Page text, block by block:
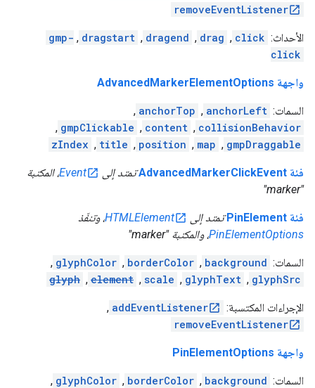
removeEventListener
الأحداث: click
,
drag
,
dragend
,
dragstart
,
gmp-
click
واجهة AdvancedMarkerElementOptions
السمات: anchorLeft
,
anchorTop
,
collisionBehavior
,
content
,
gmpClickable
,
gmpDraggable
,
map
,
position
,
title
,
zIndex
فئة AdvancedMarkerClickEvent تمتد إلى Event، المكتبة
"marker"
فئة PinElement تمتد إلى HTMLElement، وتنفّذ
PinElementOptions، والمكتبة "marker"
السمات: background
,
borderColor
,
glyphColor
,
glyphSrc
,
glyphText
,
scale
,
element
,
glyph
الإجراءات المكتسبة: addEventListener
,
removeEventListener
واجهة PinElementOptions
السمات: background
,
borderColor
,
glyphColor
,